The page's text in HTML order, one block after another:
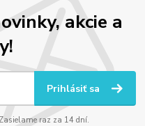
akcie a
Prihlásiť sa
raz za 14 dní.